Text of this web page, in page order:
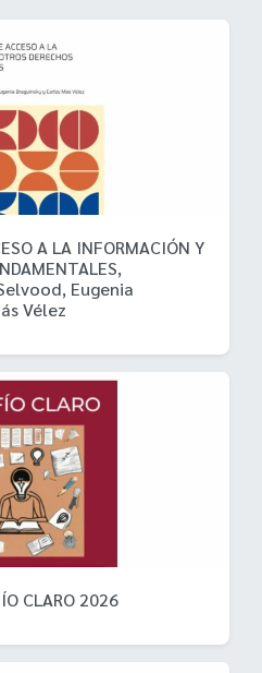
A LA INFORMACIÓN Y
Eugenia
Vélez
CLARO 2026